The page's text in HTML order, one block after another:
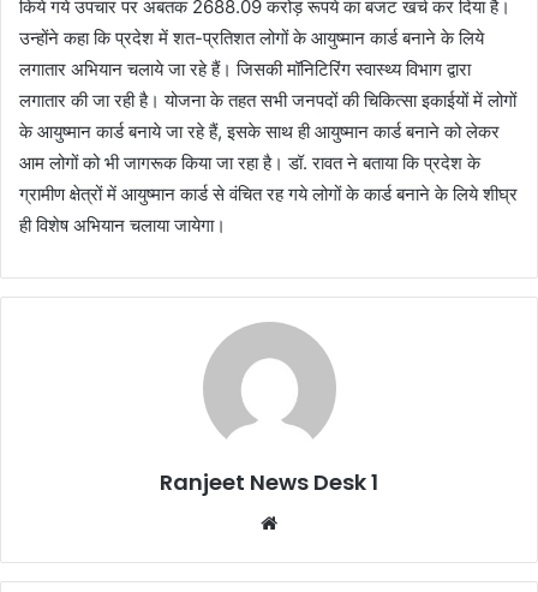
किये गये उपचार पर अबतक 2688.09 करोड़ रूपये का बजट खर्च कर दिया है।
उन्होंने कहा कि प्रदेश में शत-प्रतिशत लोगों के आयुष्मान कार्ड बनाने के लिये
लगातार अभियान चलाये जा रहे हैं। जिसकी मॉनिटिरिंग स्वास्थ्य विभाग द्वारा
लगातार की जा रही है। योजना के तहत सभी जनपदों की चिकित्सा इकाईयों में लोगों
के आयुष्मान कार्ड बनाये जा रहे हैं, इसके साथ ही आयुष्मान कार्ड बनाने को लेकर
आम लोगों को भी जागरूक किया जा रहा है। डॉ. रावत ने बताया कि प्रदेश के
ग्रामीण क्षेत्रों में आयुष्मान कार्ड से वंचित रह गये लोगों के कार्ड बनाने के लिये शीघ्र
ही विशेष अभियान चलाया जायेगा।
Ranjeet News Desk 1
te